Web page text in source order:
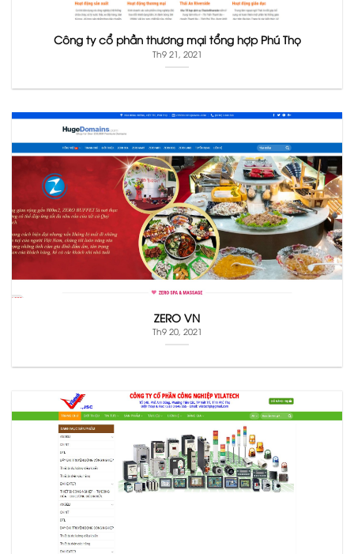
Công ty cổ phần thương mại tổng hợp Phú Thọ
Th9 21, 2021
ZERO VN
Th9 20, 2021